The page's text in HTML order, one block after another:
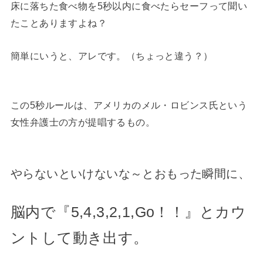
床に落ちた食べ物を5秒以内に食べたらセーフって聞い
たことありますよね？
簡単にいうと、アレです。（ちょっと違う？）
この5秒ルールは、アメリカのメル・ロビンス氏という
女性弁護士の方が提唱するもの。
やらないといけないな～とおもった瞬間に、
脳内で『5,4,3,2,1,Go！！』とカウ
ントして動き出す。